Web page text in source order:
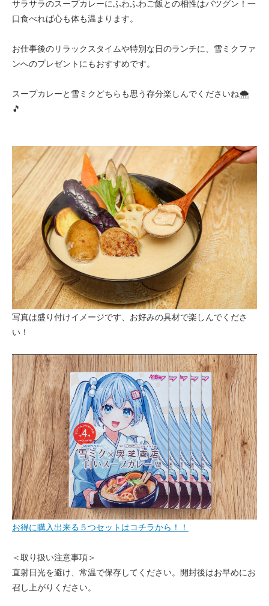
サラサラのスープカレーにふわふわご飯との相性はバツグン！一
口食べれば心も体も温まります。
お仕事後のリラックスタイムや特別な日のランチに、雪ミクファ
ンへのプレゼントにもおすすめです。
スープカレーと雪ミクどちらも思う存分楽しんでくださいね🌨️
🎵
写真は盛り付けイメージです、お好みの具材で楽しんでくださ
い！
お得に購入出来る５つセットはコチラから！！
＜取り扱い注意事項＞
直射日光を避け、常温で保存してください。開封後はお早めにお
召し上がりください。